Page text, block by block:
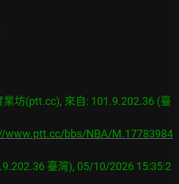
坊(ptt.cc), 來自: 101.9.202.36 (臺
www.ptt.cc/bbs/NBA/M.17783984
臺灣), 05/10/2026 15:35:2